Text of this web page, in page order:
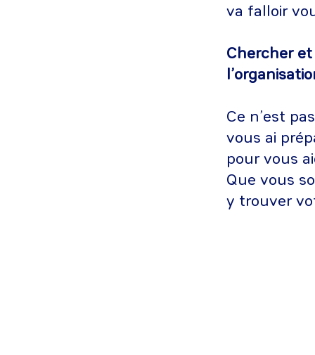
va falloir
Chercher
Ce n’est
vous ai
pour vous
Que vous
y trouver